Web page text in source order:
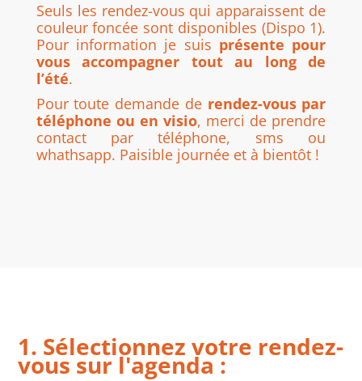
Seuls les rendez-vous qui apparaissent de
couleur foncée sont disponibles (Dispo 1).
Pour information je suis présente pour
vous accompagner tout au long de
l’été.
Pour toute demande de rendez-vous par
téléphone ou en visio, merci de prendre
contact par téléphone, sms ou
whathsapp. Paisible journée et à bientôt !
1. Sélectionnez votre rendez-
vous sur l'agenda :